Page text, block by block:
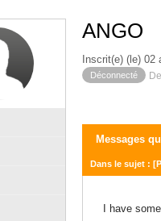
ANGO
Inscrit(e) (le) 02
Déconnecté
Messages
Dans le sujet :
I have